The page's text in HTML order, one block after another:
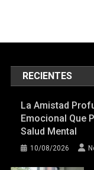
RECIENTES
La Amistad
Emocional Que
Salud Mental
10/08/2026